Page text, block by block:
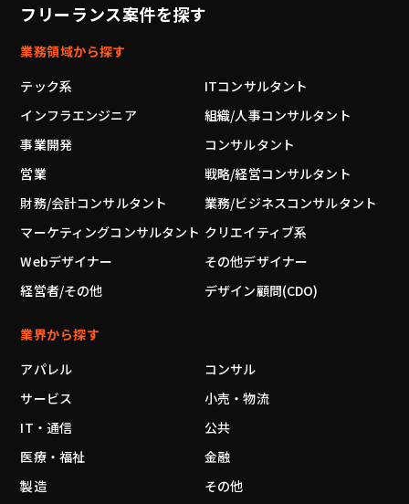
フリーランス案件を探す
業務領域から探す
テック系
ITコンサルタント
インフラエンジニア
組織/人事コンサルタント
事業開発
コンサルタント
営業
戦略/経営コンサルタント
財務/会計コンサルタント
業務/ビジネスコンサルタント
マーケティングコンサルタント クリエイティブ系
Webデザイナー
その他デザイナー
経営者/その他
デザイン顧問(CDO)
業界から探す
アパレル
コンサル
サービス
小売・物流
IT・通信
公共
医療・福祉
金融
製造
その他